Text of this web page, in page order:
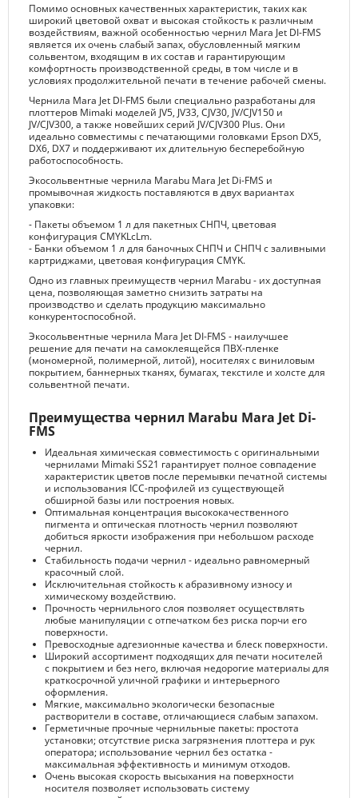
Помимо основных качественных характеристик, таких как
широкий цветовой охват и высокая стойкость к различным
воздействиям, важной особенностью чернил Mara Jet DI-FMS
является их очень слабый запах, обусловленный мягким
сольвентом, входящим в их состав и гарантирующим
комфортность производственной среды, в том числе и в
условиях продолжительной печати в течение рабочей смены.
Чернила Mara Jet DI-FMS были специально разработаны для
плоттеров Mimaki моделей JV5, JV33, CJV30, JV/CJV150 и
JV/CJV300, а также новейших серий JV/CJV300 Plus. Они
идеально совместимы с печатающими головками Epson DX5,
DX6, DX7 и поддерживают их длительную бесперебойную
работоспособность.
Экосольвентные чернила Marabu Mara Jet Di-FMS и
промывочная жидкость поставляются в двух вариантах
упаковки:
- Пакеты объемом 1 л для пакетных СНПЧ, цветовая
конфигурация CMYKLcLm.
- Банки объемом 1 л для баночных СНПЧ и СНПЧ c заливными
картриджами, цветовая конфигурация CMYK.
Одно из главных преимуществ чернил Marabu - их доступная
цена, позволяющая заметно снизить затраты на
производство и сделать продукцию максимально
конкурентоспособной.
Экосольвентные чернила Mara Jet DI-FMS - наилучшее
решение для печати на самоклеящейся ПВХ-пленке
(мономерной, полимерной, литой), носителях с виниловым
покрытием, баннерных тканях, бумагах, текстиле и холсте для
сольвентной печати.
Преимущества чернил Marabu Mara Jet Di-
FMS
Идеальная химическая совместимость с оригинальными
чернилами Mimaki SS21 гарантирует полное совпадение
характеристик цветов после перемывки печатной системы
и использования ICC-профилей из существующей
обширной базы или построения новых.
Оптимальная концентрация высококачественного
пигмента и оптическая плотность чернил позволяют
добиться яркости изображения при небольшом расходе
чернил.
Стабильность подачи чернил - идеально равномерный
красочный слой.
Исключительная стойкость к абразивному износу и
химическому воздействию.
Прочность чернильного слоя позволяет осуществлять
любые манипуляции с отпечатком без риска порчи его
поверхности.
Превосходные адгезионные качества и блеск поверхности.
Широкий ассортимент подходящих для печати носителей
с покрытием и без него, включая недорогие материалы для
краткосрочной уличной графики и интерьерного
оформления.
Мягкие, максимально экологически безопасные
растворители в составе, отличающиеся слабым запахом.
Герметичные прочные чернильные пакеты: простота
установки; отсутствие риска загрязнения плоттера и рук
оператора; использование чернил без остатка -
максимальная эффективность и минимум отходов.
Очень высокая скорость высыхания на поверхности
носителя позволяет использовать систему